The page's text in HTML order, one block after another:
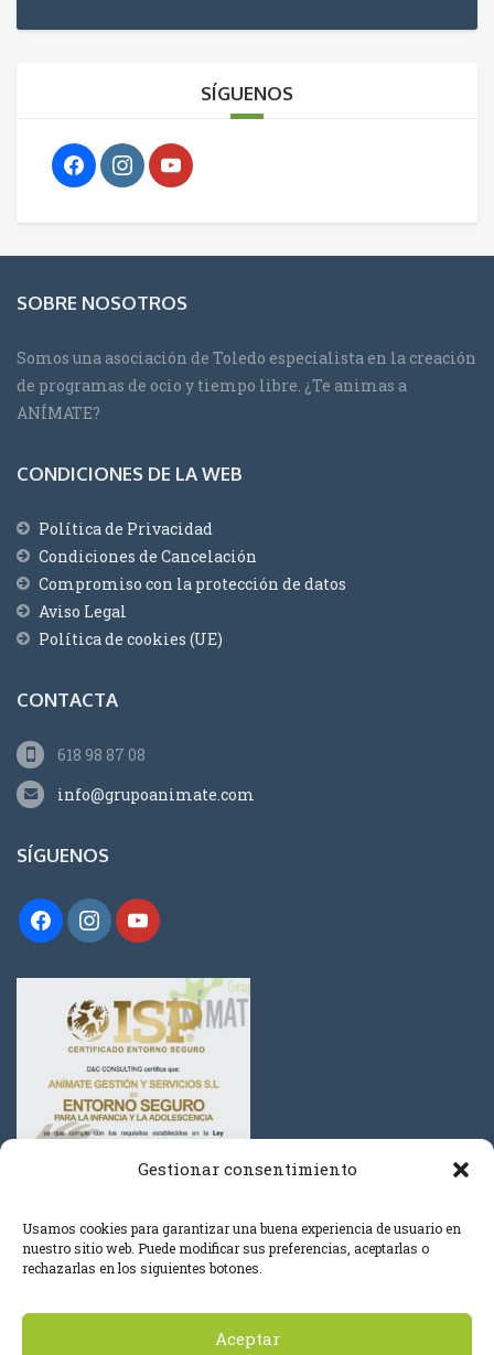
Gestionar consentimiento
Usamos cookies para garantizar una buena experiencia de usuario en
nuestro sitio web. Puede modificar sus preferencias, aceptarlas o
rechazarlas en los siguientes botones.
Aceptar
SÍGUENOS
SOBRE NOSOTROS
Somos una asociación de Toledo especialista en la creación
de programas de ocio y tiempo libre. ¿Te animas a
ANÍMATE?
CONDICIONES DE LA WEB
Política de Privacidad
Condiciones de Cancelación
Compromiso con la protección de datos
Aviso Legal
Política de cookies (UE)
CONTACTA
618 98 87 08
info@grupoanimate.com
SÍGUENOS